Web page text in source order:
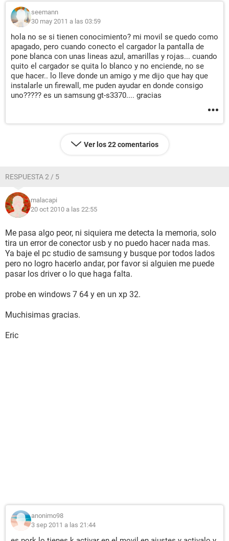
seemann
30 may 2011 a las 03:59
hola no se si tienen conocimiento? mi movil se quedo como
apagado, pero cuando conecto el cargador la pantalla de
pone blanca con unas lineas azul, amarillas y rojas... cuando
quito el cargador se quita lo blanco y no enciende, no se
que hacer.. lo lleve donde un amigo y me dijo que hay que
instalarle un firewall, me puden ayudar en donde consigo
uno????? es un samsung gt-s3370.... gracias
Ver los 22 comentarios
RESPUESTA 2 / 5
malacapi
20 oct 2010 a las 22:55
Me pasa algo peor, ni siquiera me detecta la memoria, solo
tira un error de conector usb y no puedo hacer nada mas.
Ya baje el pc studio de samsung y busque por todos lados
pero no logro hacerlo andar, por favor si alguien me puede
pasar los driver o lo que haga falta.
probe en windows 7 64 y en un xp 32.
Muchisimas gracias.
Eric
anonimo98
3 sep 2011 a las 21:44